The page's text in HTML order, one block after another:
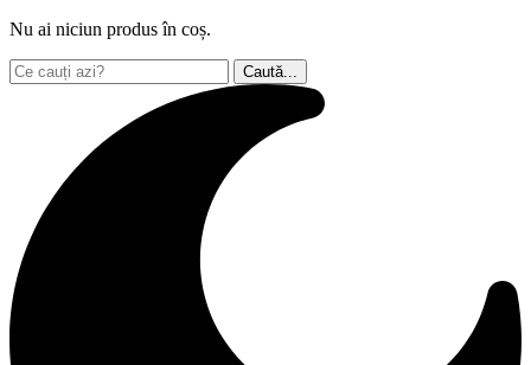
Nu ai niciun produs în coș.